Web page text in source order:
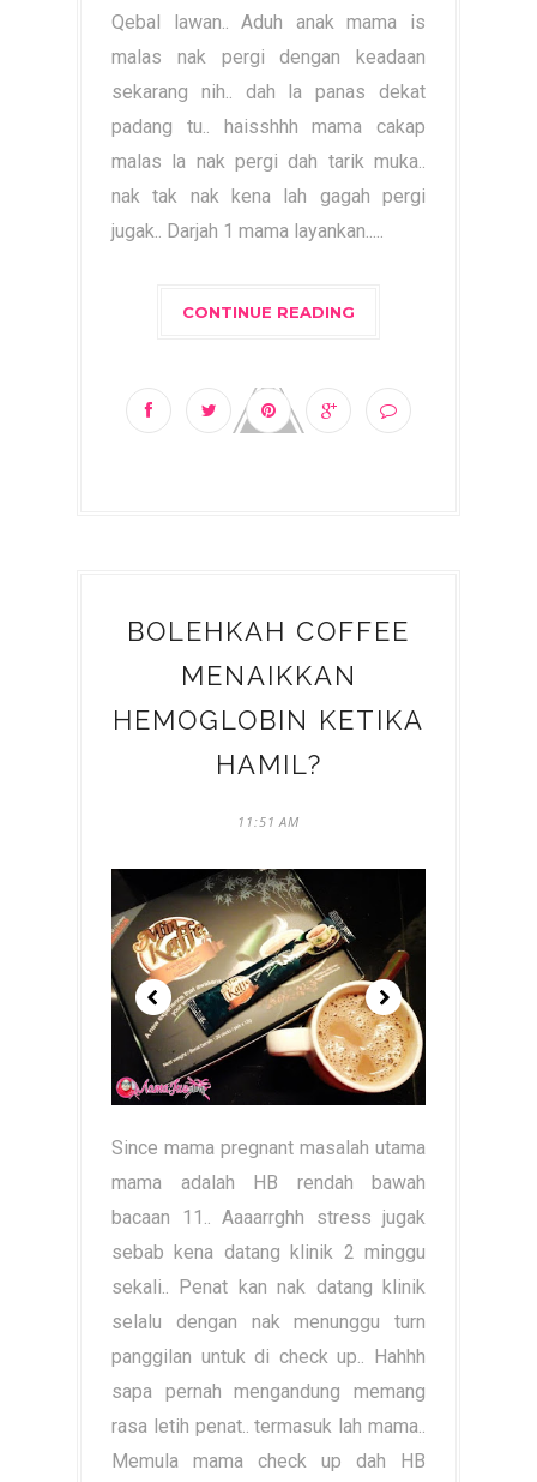
Qebal lawan.. Aduh anak mama is
malas nak pergi dengan keadaan
sekarang nih.. dah la panas dekat
padang tu.. haisshhh mama cakap
malas la nak pergi dah tarik muka..
nak tak nak kena lah gagah pergi
jugak.. Darjah 1 mama layankan.....
CONTINUE READING
BOLEHKAH COFFEE
MENAIKKAN
HEMOGLOBIN KETIKA
HAMIL?
11:51 AM
Since mama pregnant masalah utama
mama adalah HB rendah bawah
bacaan 11.. Aaaarrghh stress jugak
sebab kena datang klinik 2 minggu
sekali.. Penat kan nak datang klinik
selalu dengan nak menunggu turn
panggilan untuk di check up.. Hahhh
sapa pernah mengandung memang
rasa letih penat.. termasuk lah mama..
Memula mama check up dah HB